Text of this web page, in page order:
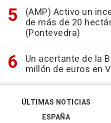
(AMP) Activo un
de más de 20
(Pontevedra)
Un acertante de la
millón de euros en
ÚLTIMAS NOTICIAS
ESPAÑA